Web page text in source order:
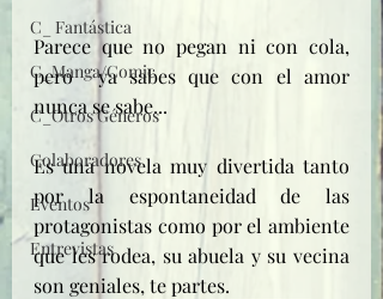
C_ Fantástica
C_Manga/Comic
C_Otros Géneros
Colaboradores
Eventos
Entrevistas
Parece que no pegan ni con cola,
pero  ya sabes que con el amor
nunca se sabe...
Es una novela muy divertida tanto
por la espontaneidad de las
protagonistas como por el ambiente
que les rodea, su abuela y su vecina
son geniales, te partes.